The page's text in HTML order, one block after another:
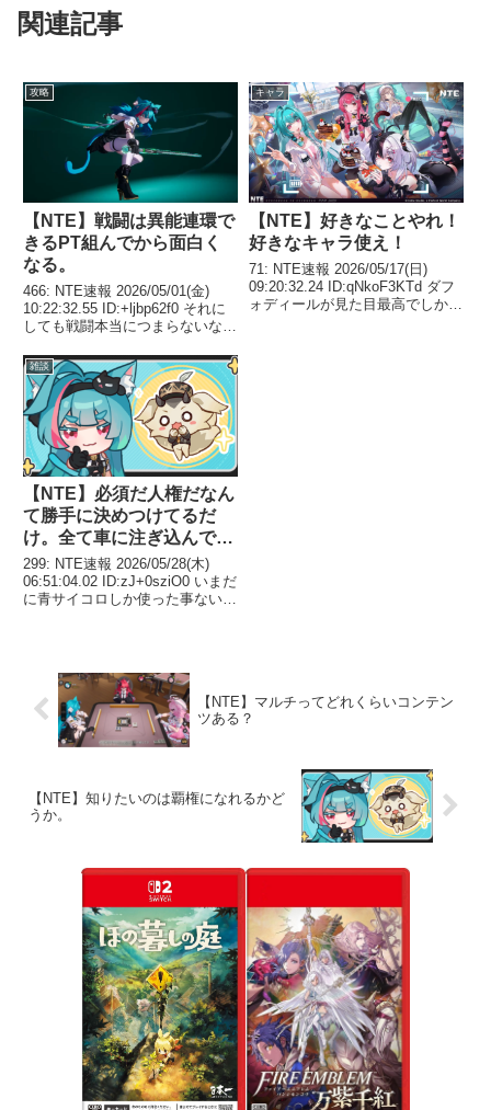
関連記事
攻略
【NTE】戦闘は異能連環で
きるPT組んでから面白く
なる。
466: NTE速報 2026/05/01(金)
10:22:32.55 ID:+ljbp62f0 それに
しても戦闘本当につまらないな
の交流に特化した方が良いレベル
472: NTE速報 2026/05/01...
キャラ
【NTE】好きなことやれ！
好きなキャラ使え！
71: NTE速報 2026/05/17(日)
09:20:32.24 ID:qNkoF3KTd ダフ
ォディールが見た目最高でしかも
雑談
【NTE】必須だ人権だなん
て勝手に決めつけてるだ
け。全て車に注ぎ込んでも
問題ない。
299: NTE速報 2026/05/28(木)
06:51:04.02 ID:zJ+0sziO0 いまだ
に青サイコロしか使った事ない石
【NTE】マルチってどれくらいコンテン
ツある？
【NTE】知りたいのは覇権になれるかど
うか。